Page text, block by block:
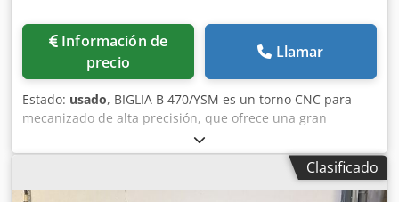
Información de
precio
Llamar
Estado: usado, BIGLIA B 470/YSM es un torno CNC para
mecanizado de alta precisión, que ofrece una gran
exactitud y fiabilidad. Características: diámetro de
torneado de 210 mm, diámetro de barra de 65 mm,
longitud de torneado de 300 mm, eje Y de 110 mm; dos
carros múltiples (2) con 12 posiciones cada uno y 12
Clasificado